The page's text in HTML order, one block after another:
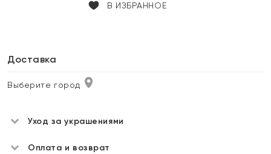
В ИЗБРАННОЕ
Доставка
Выберите город
Уход за украшениями
Оплата и возврат